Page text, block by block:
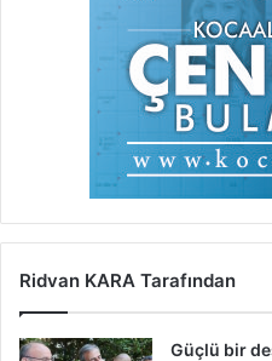
Ridvan KARA Tarafından
Güçlü bir